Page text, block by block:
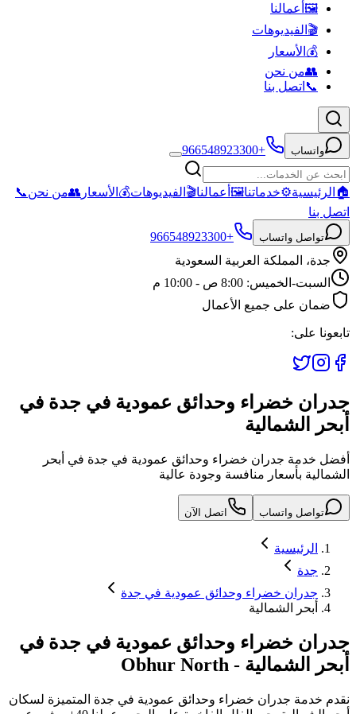
🖼️ أعمالنا
🎬 الفيديوهات
💰 الأسعار
👥من نحن
📞 اتصل بنا
واتساب +966548923300
🏠 الرئيسية⚙️خدماتنا🖼️ أعمالنا🎬 الفيديوهات💰 الأسعار 👥من نحن📞
اتصل بنا
تواصل واتساب
+966548923300
جدة، المملكة العربية السعودية
السبت-الخميس: 8:00 ص - 10:00 م
ضمان على جميع الأعمال
تابعونا على:
جدران خضراء وحدائق عمودية في جدة في
أبحر الشمالية
أفضل خدمة جدران خضراء وحدائق عمودية في جدة في أبحر
الشمالية بأسعار منافسة وجودة عالية
تواصل واتساب اتصل الآن
الرئيسية
جدة
جدران خضراء وحدائق عمودية في جدة
أبحر الشمالية
جدران خضراء وحدائق عمودية في جدة في
أبحر الشمالية -
Obhur North
نقدم خدمة جدران خضراء وحدائق عمودية في جدة المتميزة لسكان